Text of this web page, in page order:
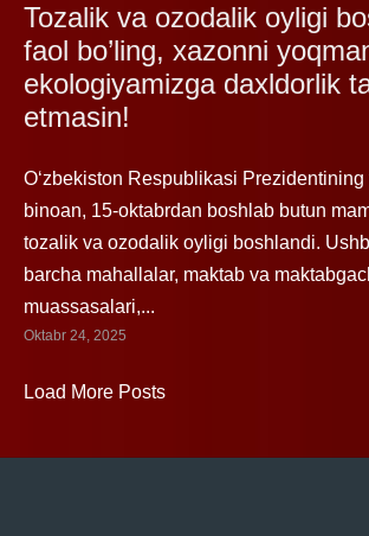
Tozalik va ozodalik oyligi
faol bo’ling, xazonni
ekologiyamizga daxldorlik
etmasin!
O‘zbekiston Respublikasi Prezidentining
binoan, 15-oktabrdan boshlab butun
tozalik va ozodalik oyligi boshlandi.
barcha mahallalar, maktab va
muassasalari,...
Oktabr 24, 2025
Load More Posts